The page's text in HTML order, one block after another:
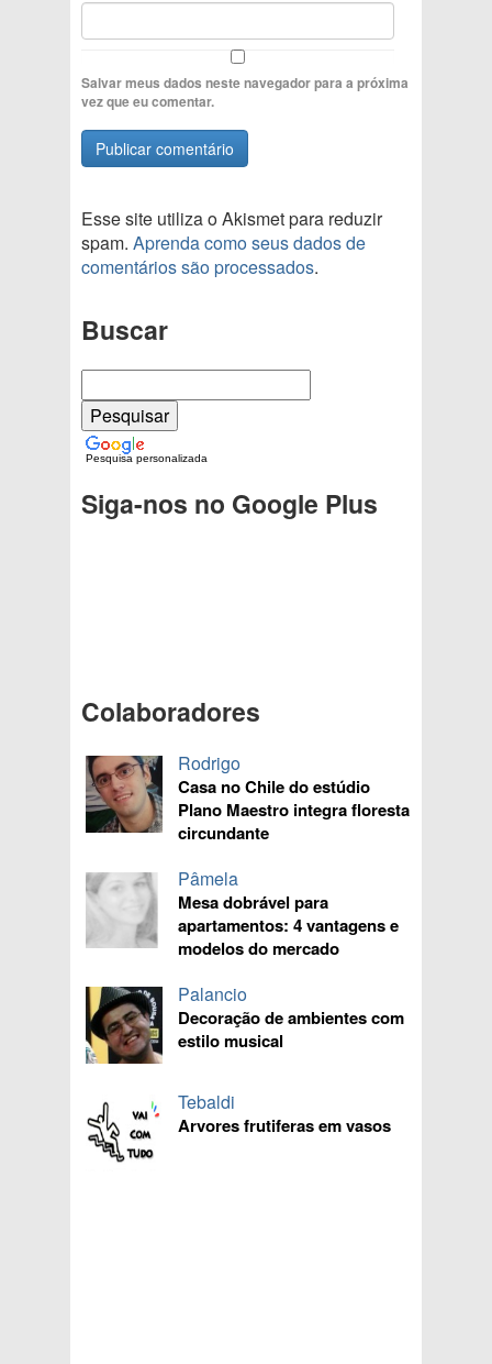
Salvar meus dados neste navegador para a próxima
vez que eu comentar.
Esse site utiliza o Akismet para reduzir
spam. Aprenda como seus dados de
comentários são processados.
Buscar
Pesquisa personalizada
Siga-nos no Google Plus
Colaboradores
Rodrigo
Casa no Chile do estúdio
Plano Maestro integra floresta
circundante
Pâmela
Mesa dobrável para
apartamentos: 4 vantagens e
modelos do mercado
Palancio
Decoração de ambientes com
estilo musical
Tebaldi
Arvores frutiferas em vasos